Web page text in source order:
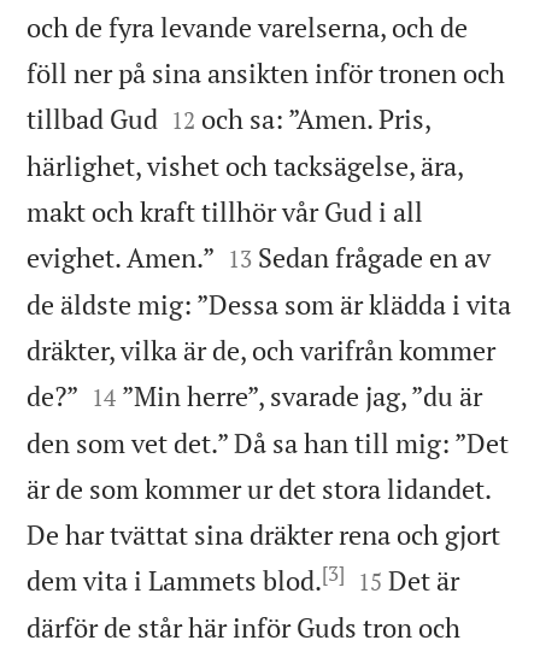
och de fyra levande varelserna, och de
föll ner på sina ansikten inför tronen och
tillbad Gud 

12 och sa: ”Amen. Pris,
härlighet, vishet och tacksägelse, ära,
makt och kraft tillhör vår Gud i all
evighet. Amen.” 

13 Sedan frågade en av
de äldste mig: ”Dessa som är klädda i vita
dräkter, vilka är de, och varifrån kommer
de?” 

14 ”Min herre”, svarade jag, ”du är
den som vet det.” Då sa han till mig: ”Det
är de som kommer ur det stora lidandet.
De har tvättat sina dräkter rena och gjort
dem vita i Lammets blod.[3] 

15 Det är
därför de står här inför Guds tron och